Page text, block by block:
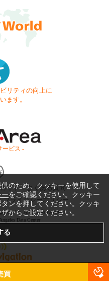
リティの向上に
ます。
ービス -
イド
よくある質問
プライバシーポリシー
Inc. All Rights Reserved.
Data Center
買
のため、クッキーを使用して
をご確認ください。クッキー
ンを押してください。クッキ
からご設定ください。